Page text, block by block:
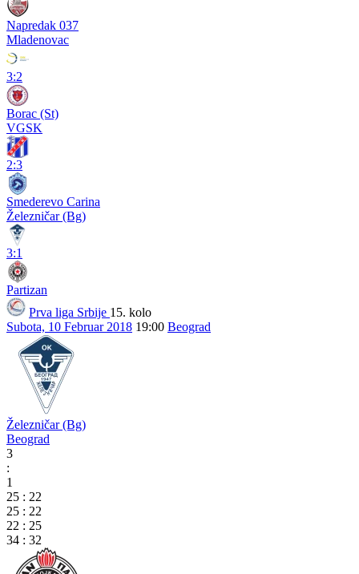
Napredak 037
Mladenovac
3:2
Borac (St)
VGSK
2:3
Smederevo Carina
Železničar (Bg)
3:1
Partizan
Prva liga Srbije 15. kolo
Subota, 10 Februar 2018 19:00 Beograd
Železničar (Bg)
Beograd
3
:
1
25 : 22
25 : 22
22 : 25
34 : 32